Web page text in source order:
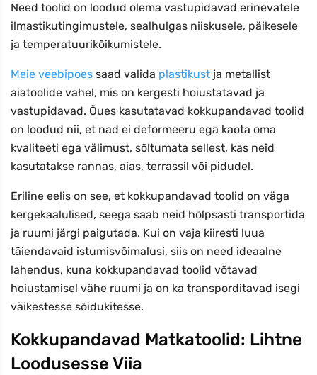
Need toolid on loodud olema vastupidavad erinevatele
ilmastikutingimustele, sealhulgas niiskusele, päikesele
ja temperatuurikõikumistele.
Meie veebipoes saad valida plastikust ja metallist
aiatoolide vahel, mis on kergesti hoiustatavad ja
vastupidavad. Õues kasutatavad kokkupandavad toolid
on loodud nii, et nad ei deformeeru ega kaota oma
kvaliteeti ega välimust, sõltumata sellest, kas neid
kasutatakse rannas, aias, terrassil või pidudel.
Eriline eelis on see, et kokkupandavad toolid on väga
kergekaalulised, seega saab neid hõlpsasti transportida
ja ruumi järgi paigutada. Kui on vaja kiiresti luua
täiendavaid istumisvõimalusi, siis on need ideaalne
lahendus, kuna kokkupandavad toolid võtavad
hoiustamisel vähe ruumi ja on ka transporditavad isegi
väikestesse sõidukitesse.
Kokkupandavad Matkatoolid: Lihtne
Loodusesse Viia